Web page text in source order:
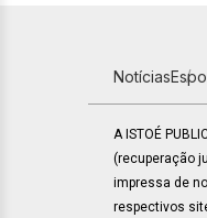
Notícias
A ISTOÉ
(recuperação
impressa de
respectivos